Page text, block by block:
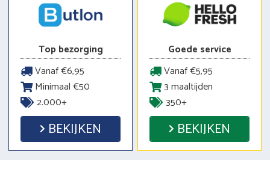
Top bezorging
Vanaf €6,95
Minimaal €50
2.000+
BEKIJKEN
Goede service
Vanaf €5,95
3 maaltijden
350+
BEKIJKEN